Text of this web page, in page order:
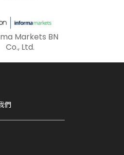
Markets BN
Co., Ltd.
們